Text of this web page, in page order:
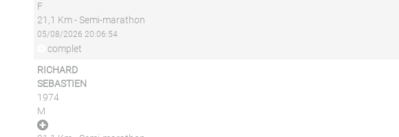
F
21,1 Km - Semi-marathon
05/08/2026 20:06:54
complet
RICHARD
SEBASTIEN
1974
M